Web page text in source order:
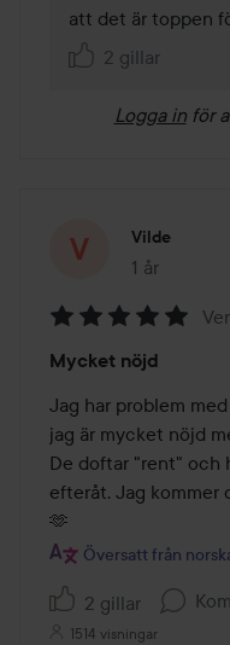
att det är toppen
2 gillar
Logga in för
Vilde
1 år
Inlägget
5
av
5
Mycket nöjd
Jag har problem
jag är mycket nöjd
De doftar "rent" och
efteråt. Jag kommer
🫶
Översatt från
2 gillar
1514 visningar